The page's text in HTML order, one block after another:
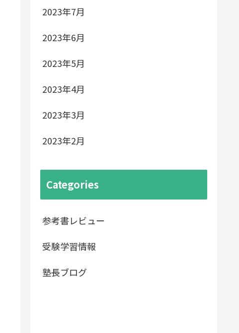
2023年7月
2023年6月
2023年5月
2023年4月
2023年3月
2023年2月
Categories
参考書レビュー
受験学習情報
塾長ブログ